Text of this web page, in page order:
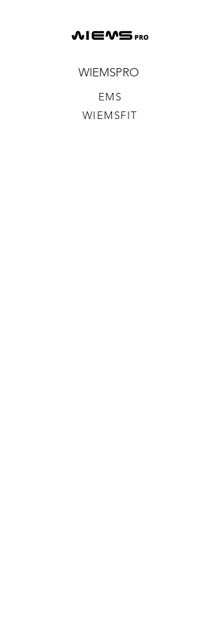
WIEMSPRO
EMS
WIEMSFIT